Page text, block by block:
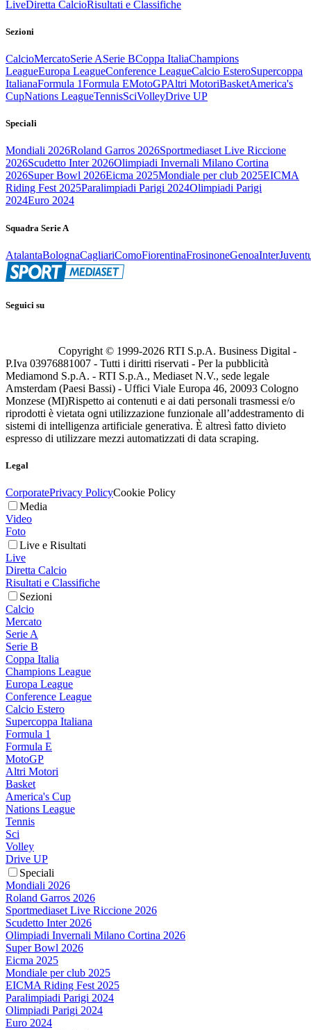
LiveDiretta CalcioRisultati e Classifiche
Sezioni
CalcioMercatoSerie ASerie BCoppa ItaliaChampions
LeagueEuropa LeagueConference LeagueCalcio EsteroSupercoppa
ItalianaFormula 1Formula EMotoGPAltri MotoriBasketAmerica's
CupNations LeagueTennisSciVolleyDrive UP
Speciali
Mondiali 2026Roland Garros 2026Sportmediaset Live Riccione
2026Scudetto Inter 2026Olimpiadi Invernali Milano Cortina
2026Super Bowl 2026Eicma 2025Mondiale per club 2025EICMA
Riding Fest 2025Paralimpiadi Parigi 2024Olimpiadi Parigi
2024Euro 2024
Squadra Serie A
AtalantaBolognaCagliariComoFiorentinaFrosinoneGenoaInter
Seguici su
Copyright © 1999-2026 RTI S.p.A. Business Digital -
P.Iva 03976881007 - Tutti i diritti riservati - Per la pubblicità
Mediamond S.p.A. - RTI S.p.A., Mediaset N.V., sede legale
Amsterdam (Paesi Bassi) - Uffici Viale Europa 46, 20093 Cologno
Monzese (MI)Rispetto ai contenuti e ai dati personali trasmessi e/o
riprodotti è vietata ogni utilizzazione funzionale all’addestramento di
sistemi di intelligenza artificiale generativa. È altresì fatto divieto
espresso di utilizzare mezzi automatizzati di data scraping.
Legal
CorporatePrivacy PolicyCookie Policy
Media
Video
Foto
Live e Risultati
Live
Diretta Calcio
Risultati e Classifiche
Sezioni
Calcio
Mercato
Serie A
Serie B
Coppa Italia
Champions League
Europa League
Conference League
Calcio Estero
Supercoppa Italiana
Formula 1
Formula E
MotoGP
Altri Motori
Basket
America's Cup
Nations League
Tennis
Sci
Volley
Drive UP
Speciali
Mondiali 2026
Roland Garros 2026
Sportmediaset Live Riccione 2026
Scudetto Inter 2026
Olimpiadi Invernali Milano Cortina 2026
Super Bowl 2026
Eicma 2025
Mondiale per club 2025
EICMA Riding Fest 2025
Paralimpiadi Parigi 2024
Olimpiadi Parigi 2024
Euro 2024